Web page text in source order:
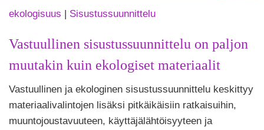
ekologisuus | Sisustussuunnittelu
Vastuullinen sisustussuunnittelu on paljon
muutakin kuin ekologiset materiaalit
TekijäPuoliksi
Tehty
Vastuullinen ja ekologinen sisustussuunnittelu keskittyy
materiaalivalintojen lisäksi pitkäikäisiin ratkaisuihin,
muuntojoustavuuteen, käyttäjälähtöisyyteen ja